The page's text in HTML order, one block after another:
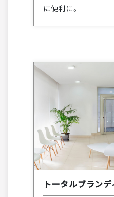
に便利に。
トータルブラン